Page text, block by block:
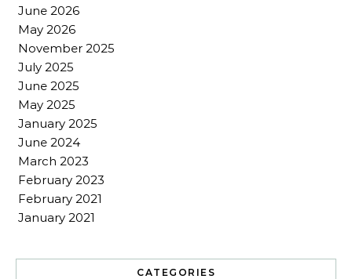
June 2026
May 2026
November 2025
July 2025
June 2025
May 2025
January 2025
June 2024
March 2023
February 2023
February 2021
January 2021
CATEGORIES